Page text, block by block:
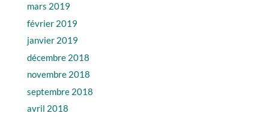
mars 2019
février 2019
janvier 2019
décembre 2018
novembre 2018
septembre 2018
avril 2018